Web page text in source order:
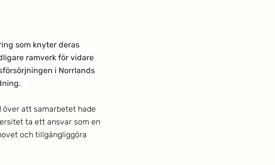
som knyter deras
ramverk för vidare
i Norrlands
över att samarbetet hade
ta ett ansvar som en
och tillgängliggöra